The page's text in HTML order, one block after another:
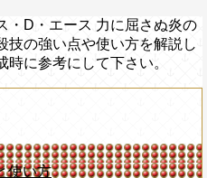
・D・エース 力に屈さぬ炎の
技の強い点や使い方を解説し
に参考にして下さい。
使い方